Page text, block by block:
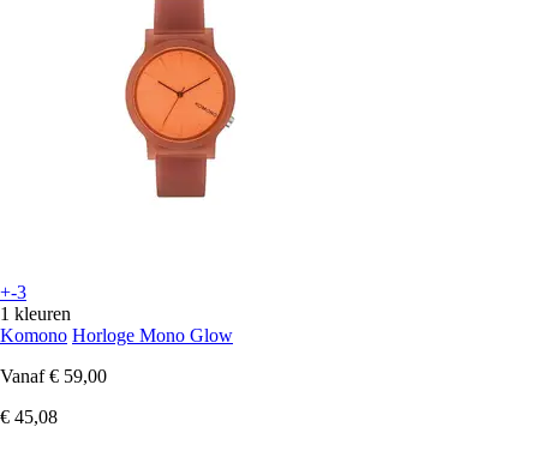
+-3
1 kleuren
Komono Horloge Mono Glow
Vanaf € 59,00
€ 45,08